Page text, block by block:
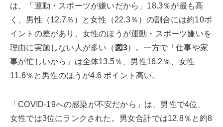
は、「運動・スポーツが嫌いだから」18.3％が最も高
く、男性（12.7％）と女性（22.3％）の割合には約10ポ
イントの差があり、女性のほうが運動・スポーツ嫌いを
理由に実施しない人が多い（ 図3）。一方で「仕事や家
事が忙しいから」は全体13.5％、男性16.2％、女性
11.6％と男性のほうが4.6 ポイント高い。
「COVID-19への感染が不安だから」は、男性で4位、
女性では3位にランクされた。男女合計では12.8％と約8